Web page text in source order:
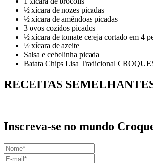
½ xícara de nozes picadas
½ xícara de amêndoas picadas
3 ovos cozidos picados
½ xícara de tomate cereja cortado em 4
½ xícara de azeite
Salsa e cebolinha picada
Batata Chips Lisa Tradicional
RECEITAS
Inscreva-se no mundo